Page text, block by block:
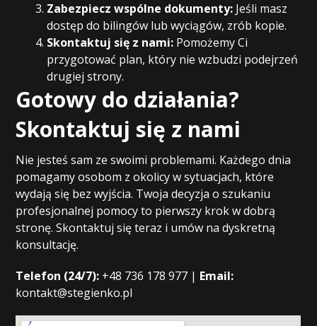
Zabezpiecz wspólne dokumenty: Jeśli masz
dostęp do bilingów lub wyciągów, zrób kopie.
Skontaktuj się z nami: Pomożemy Ci
przygotować plan, który nie wzbudzi podejrzeń
drugiej strony.
Gotowy do działania?
Skontaktuj się z nami
Nie jesteś sam ze swoimi problemami. Każdego dnia
pomagamy osobom z okolicy w sytuacjach, które
wydają się bez wyjścia. Twoja decyzja o szukaniu
profesjonalnej pomocy to pierwszy krok w dobrą
stronę. Skontaktuj się teraz i umów na dyskretną
konsultację.
Telefon (24/7): +48 736 178 977 | Email:
kontakt@stegienko.pl